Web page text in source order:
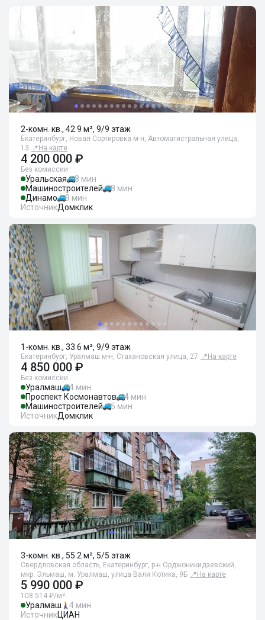
2-комн. кв., 42.9 м², 9/9 этаж
Екатеринбург, Новая Сортировка м-н, Автомагистральная улица,
13 📍 На карте
4 200 000 ₽
Без комиссии
Уральская
8 мин
Машиностроителей
8 мин
Динамо
9 мин
ИсточникДомклик
1-комн. кв., 33.6 м², 9/9 этаж
Екатеринбург, Уралмаш м-н, Стахановская улица, 27 📍 На карте
4 850 000 ₽
Без комиссии
Уралмаш
4 мин
Проспект Космонавтов
4 мин
Машиностроителей
5 мин
ИсточникДомклик
3-комн. кв., 55.2 м², 5/5 этаж
Свердловская область, Екатеринбург, р-н Орджоникидзевский,
мкр. Эльмаш, м. Уралмаш, улица Вали Котика, 9Б 📍 На карте
5 990 000 ₽
108 514 ₽/м²
Уралмаш
4 мин
ИсточникЦИАН